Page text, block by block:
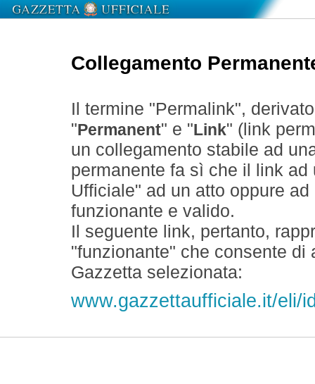
Collegamento
Il termine "Permalink",
" Permanent" e " Link" (link
un collegamento stabile ad
permanente fa sì che il link
Ufficiale" ad un atto oppure
funzionante e valido.
Il seguente link, pertanto,
"funzionante" che consente
Gazzetta selezionata:
www.gazzettaufficiale.it/eli/